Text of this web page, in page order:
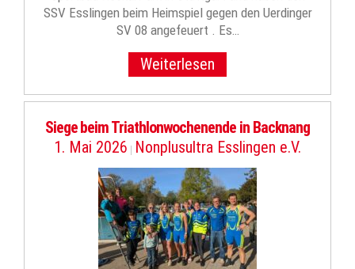
SSV Esslingen beim Heimspiel gegen den Uerdinger
SV 08 angefeuert . Es…
Weiterlesen
Siege beim Triathlonwochenende in Backnang
1. Mai 2026 | Nonplusultra Esslingen e.V.